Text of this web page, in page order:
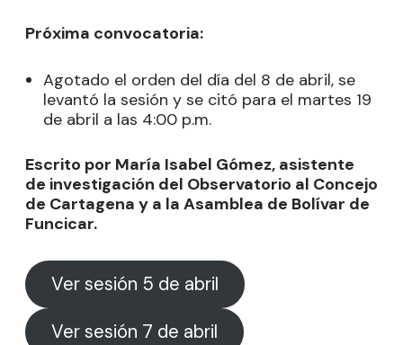
Próxima convocatoria:
Agotado el orden del día del 8 de abril, se
levantó la sesión y se citó para el martes 19
de abril a las 4:00 p.m.
Escrito por María Isabel Gómez, asistente
de investigación del Observatorio al Concejo
de Cartagena y a la Asamblea de Bolívar de
Funcicar.
Ver sesión 5 de abril
Ver sesión 7 de abril